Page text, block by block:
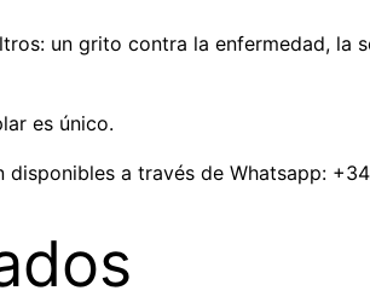
un grito contra la enfermedad, la
es único.
a través de Whatsapp: